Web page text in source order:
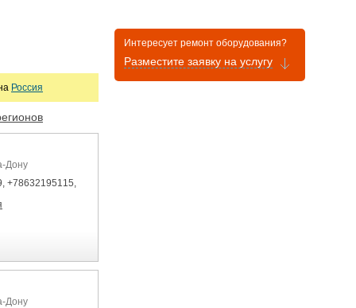
Россия
Дону
+78632195115,
Дону
Интересует ремонт оборудования?
Разместите заявку на услугу